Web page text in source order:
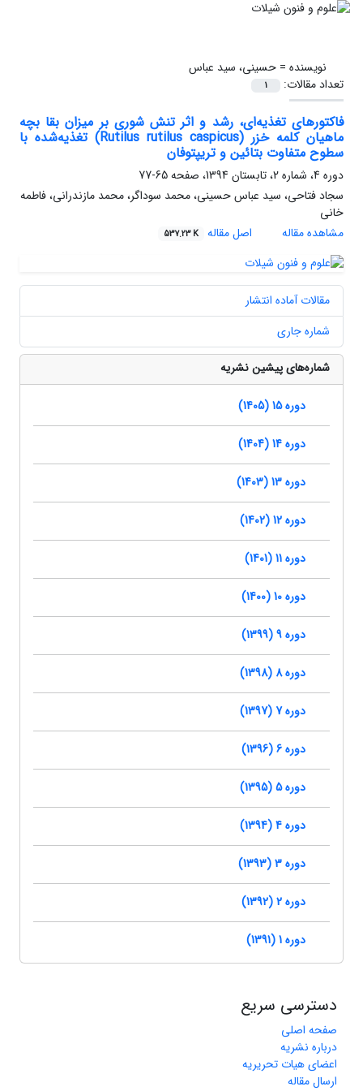
نویسنده =حسینی، سید عباس
تعداد مقالات:
1
فاکتورهای تغذیه‌ای، رشد و اثر تنش شوری بر میزان بقا بچه
ماهیان کلمه خزر (Rutilus rutilus caspicus) تغذیه‌شده با
سطوح متفاوت بتائین و تریپتوفان
دوره 4، شماره 2، تابستان 1394، صفحه
65-77
سجاد فتاحی، سید عباس حسینی، محمد سوداگر، محمد مازندرانی، فاطمه
خانی
مشاهده مقاله
اصل مقاله 537.23 K
مقالات آماده انتشار
شماره جاری
شماره‌های پیشین نشریه
دوره 15 (1405)
دوره 14 (1404)
دوره 13 (1403)
دوره 12 (1402)
دوره 11 (1401)
دوره 10 (1400)
دوره 9 (1399)
دوره 8 (1398)
دوره 7 (1397)
دوره 6 (1396)
دوره 5 (1395)
دوره 4 (1394)
دوره 3 (1393)
دوره 2 (1392)
دوره 1 (1391)
دسترسی سریع
صفحه اصلی
درباره نشریه
اعضای هیات تحریریه
ارسال مقاله